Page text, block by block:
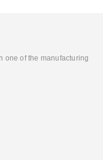
one of the manufacturing